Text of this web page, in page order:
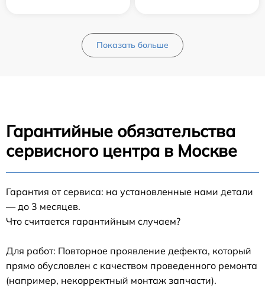
Показать больше
Гарантийные обязательства
сервисного центра в Москве
Гарантия от сервиса: на установленные нами детали
— до 3 месяцев.
Что считается гарантийным случаем?
Для работ: Повторное проявление дефекта, который
прямо обусловлен с качеством проведенного ремонта
(например, некорректный монтаж запчасти).